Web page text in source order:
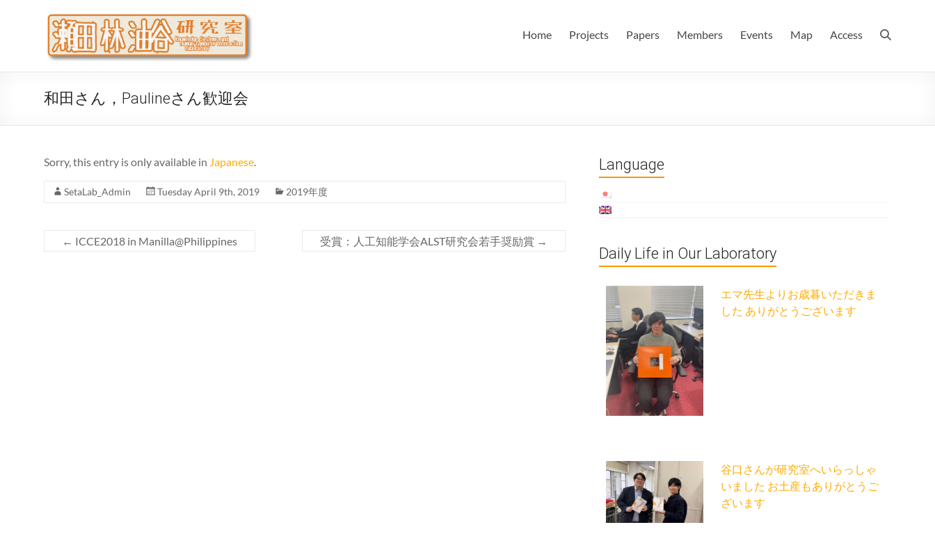
代システム科学域 知識情報システム学類 瀬田研究室
Home Projects Papers Members Events Map Access
和田さん，Paulineさん歓迎会
Sorry, this entry is only available in Japanese.
SetaLab_Admin Tuesday April 9th, 2019 2019年度
← ICCE2018 in Manilla@Philippines 受賞：人工知能学会ALST研究会若手奨励賞 →
Language
Daily Life in Our Laboratory
エマ先生よりお歳暮いただきま
した ありがとうございます
谷口さんが研究室へいらっしゃ
いました お土産もありがとうご
ざいます